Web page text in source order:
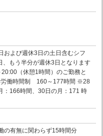
および週休3日の土日含むシフ
もう半分が週休3日となります
（休憩1時間）のご勤務と
労働時間制 160～177時間 ※28
：166時間、30日の月：171 時
の有無に関わらず15時間分